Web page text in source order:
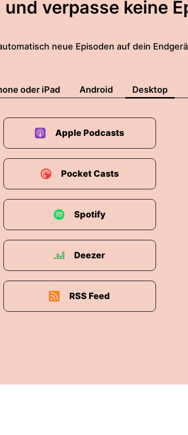
und verpasse keine
neue Episoden auf dein
oder iPad Android Desktop
Apple Podcasts
Pocket Casts
Spotify
Deezer
RSS Feed